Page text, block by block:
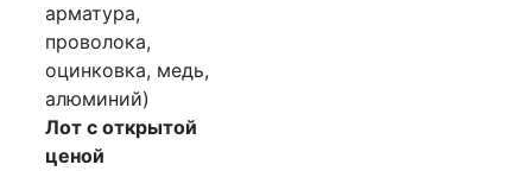
арматура,
проволока,
оцинковка, медь,
алюминий)
Лот с открытой
ценой